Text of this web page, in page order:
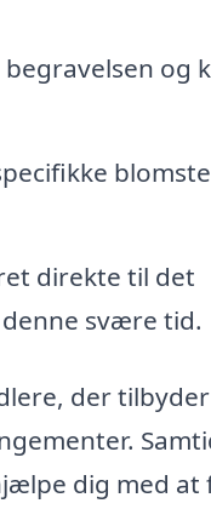
og
direkte til det
svære tid.
der
dig med at